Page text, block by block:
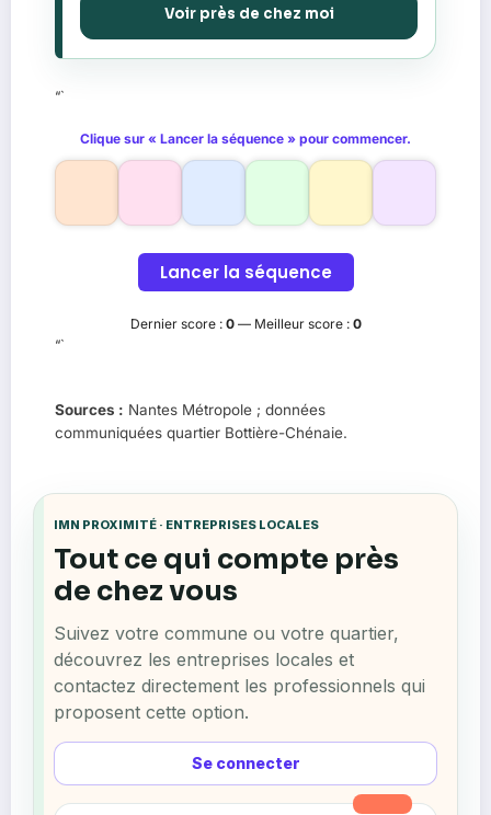
Voir près de chez moi
“`
Clique sur « Lancer la séquence » pour commencer.
Lancer la séquence
Dernier score : 0— Meilleur score : 0
“`
Sources : Nantes Métropole ; données
communiquées quartier Bottière-Chénaie.
IMN PROXIMITÉ · ENTREPRISES LOCALES
Se connecter
Tout ce qui compte près
de chez vous
Suivez votre commune ou votre quartier,
découvrez les entreprises locales et
contactez directement les professionnels qui
proposent cette option.